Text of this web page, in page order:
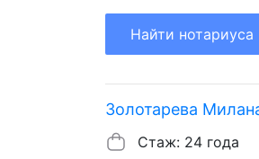
Найти нотариуса
Золотарева
Стаж: 24 года